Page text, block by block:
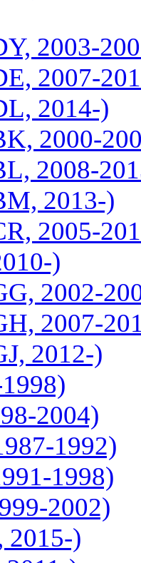
2003-
2007-
2014-)
2000-
2008-
2013-)
2005-
)
2002-
2007-
2012-)
2004)
1992)
1998)
2002)
2015-)